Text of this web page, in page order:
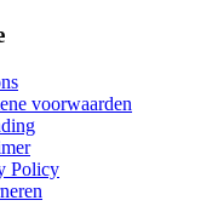
voorwaarden
Policy